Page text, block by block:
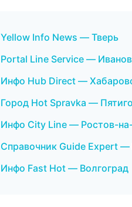
Yellow Info News — Тверь
Portal Line Service —
Инфо Hub Direct —
Город Hot Spravka —
Инфо City Line — Ростов-
Справочник Guide Expert
Инфо Fast Hot — Волгоград